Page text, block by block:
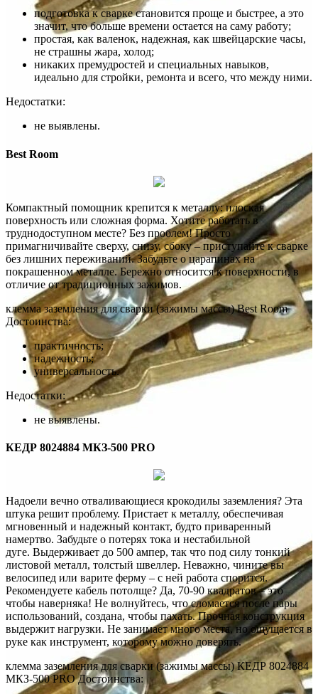
подготовка к сварке становится проще и быстрее, а это
значит, что больше времени остается на саму работу;
простая, как валенок, надежная, как швейцарские часы,
не страшны жара, холод;
никаких премудростей и специальных навыков,
идеально для стройки, ремонта и всего, что между ними.
Недостатки:
не выявлены.
Best Room
Компактный помощник крепится к металлу: плоская
поверхность или сложная форма. Хотите работать в
труднодоступном месте? Без проблем! Просто
примагничивайте сверху, снизу, сбоку – приступайте к сварке
без лишних переживаний. Забудьте о царапинах на
покрашенном металле. Бережно относится к поверхности, в
отличие от традиционных зажимов.
клемма заземления для сварки (зажимы массы) Best Room
Достоинства:
практичность;
надежность;
универсальность.
Недостатки:
не выявлены.
КЕДР 8024884 МКЗ-500 PRO
Надоели вечно отваливающиеся крокодилы заземления? Эта
штука решит проблему. Пристает к металлу, обеспечивая
мгновенный и надежный контакт, будто приваренный
намертво. Забудьте о потерях тока и нестабильной
дуге. Выдерживает до 500 ампер, так что под силу тонкий
листовой металл, толстый швеллер. Неважно, чините вы
велосипед или варите ферму – с ней работа спорится.
Рекомендуете кабель потолще? Да, 70-90 квадратов – это
чтобы наверняка! Не волнуйтесь, что сломается после пары
использований, создана, чтобы пахать. Прочная конструкция
выдержит нагрузки. Не занимает много места, но ощущается в
руке как инструмент, которому можно доверять.
клемма заземления для сварки (зажимы массы) КЕДР 8024884
МКЗ-500 PRO Достоинства: